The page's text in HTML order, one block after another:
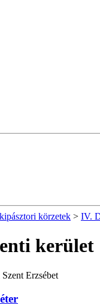
körzetek > IV.
kerület
Erzsébet